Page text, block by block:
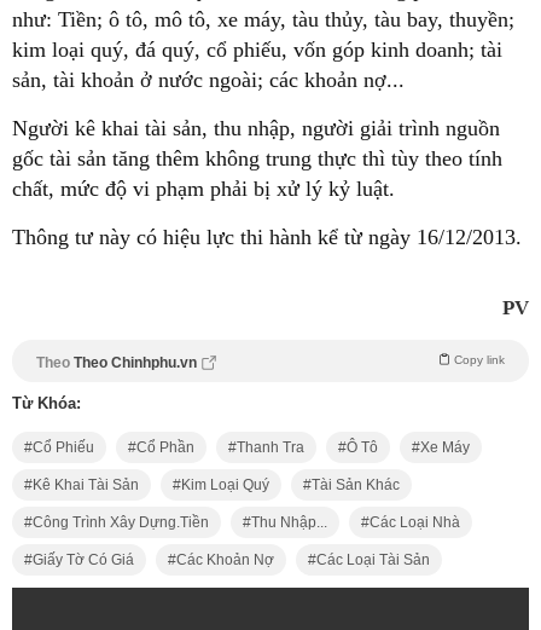
như: Tiền; ô tô, mô tô, xe máy, tàu thủy, tàu bay, thuyền;
kim loại quý, đá quý, cổ phiếu, vốn góp kinh doanh; tài
sản, tài khoản ở nước ngoài; các khoản nợ...
Người kê khai tài sản, thu nhập, người giải trình nguồn
gốc tài sản tăng thêm không trung thực thì tùy theo tính
chất, mức độ vi phạm phải bị xử lý kỷ luật.
Thông tư này có hiệu lực thi hành kể từ ngày 16/12/2013.
PV
Theo Theo Chinhphu.vn Copy link
Từ Khóa:
Cổ Phiếu Cổ Phần Thanh Tra Ô Tô Xe Máy
Kê Khai Tài Sản Kim Loại Quý Tài Sản Khác
Công Trình Xây Dựng.tiền Thu Nhập... Các Loại Nhà
Giấy Tờ Có Giá Các Khoản Nợ Các Loại Tài Sản